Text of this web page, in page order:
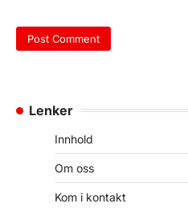
Lenker
Innhold
Om oss
Kom i kontakt